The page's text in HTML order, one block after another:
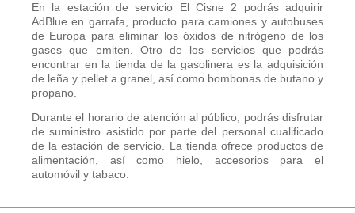
En la estación de servicio El Cisne 2 podrás adquirir
AdBlue en garrafa, producto para camiones y autobuses
de Europa para eliminar los óxidos de nitrógeno de los
gases que emiten. Otro de los servicios que podrás
encontrar en la tienda de la gasolinera es la adquisición
de leña y pellet a granel, así como bombonas de butano y
propano.
Durante el horario de atención al público, podrás disfrutar
de suministro asistido por parte del personal cualificado
de la estación de servicio. La tienda ofrece productos de
alimentación, así como hielo, accesorios para el
automóvil y tabaco.